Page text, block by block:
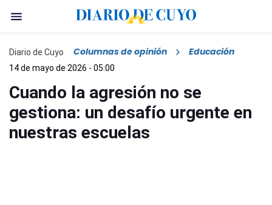
Diario de Cuyo Columnas de opinión Educación
14 de mayo de 2026 - 05:00
Cuando la agresión no se
gestiona: un desafío urgente en
nuestras escuelas